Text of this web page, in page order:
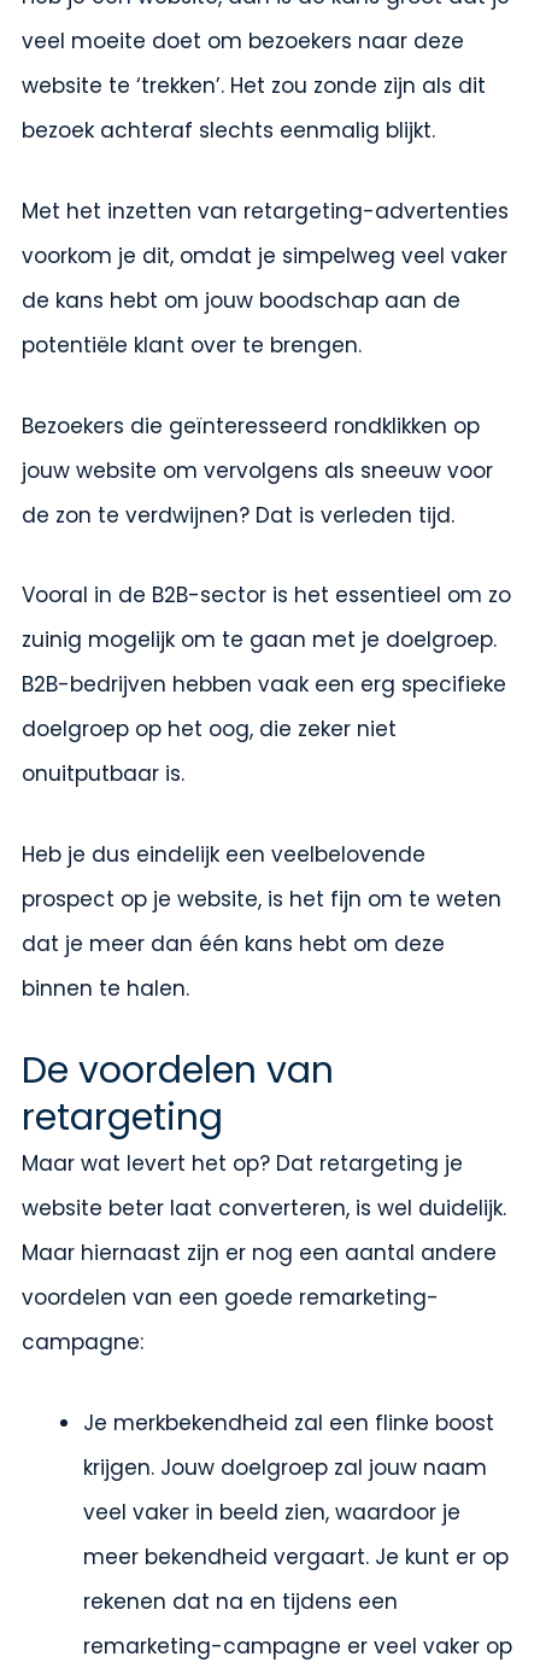
veel moeite doet om bezoekers naar deze
website te ‘trekken’. Het zou zonde zijn als dit
bezoek achteraf slechts eenmalig blijkt.
Met het inzetten van retargeting-advertenties
voorkom je dit, omdat je simpelweg veel vaker
de kans hebt om jouw boodschap aan de
potentiële klant over te brengen.
Bezoekers die geïnteresseerd rondklikken op
jouw website om vervolgens als sneeuw voor
de zon te verdwijnen? Dat is verleden tijd.
Vooral in de B2B-sector is het essentieel om zo
zuinig mogelijk om te gaan met je doelgroep.
B2B-bedrijven hebben vaak een erg specifieke
doelgroep op het oog, die zeker niet
onuitputbaar is.
Heb je dus eindelijk een veelbelovende
prospect op je website, is het fijn om te weten
dat je meer dan één kans hebt om deze
binnen te halen.
De voordelen van
retargeting
Maar wat levert het op? Dat retargeting je
website beter laat converteren, is wel duidelijk.
Maar hiernaast zijn er nog een aantal andere
voordelen van een goede remarketing-
campagne:
Je merkbekendheid zal een flinke boost
krijgen. Jouw doelgroep zal jouw naam
veel vaker in beeld zien, waardoor je
meer bekendheid vergaart. Je kunt er op
rekenen dat na en tijdens een
remarketing-campagne er veel vaker op